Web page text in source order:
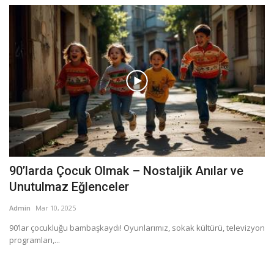
90’larda Çocuk Olmak – Nostaljik Anılar ve
Unutulmaz Eğlenceler
Admin Mar 10, 2025
90’lar çocukluğu bambaşkaydı! Oyunlarımız, sokak kültürü, televizyon
programları,...